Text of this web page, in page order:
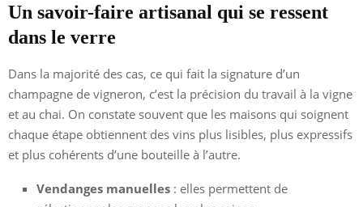
Un savoir-faire artisanal qui se ressent
dans le verre
Dans la majorité des cas, ce qui fait la signature d’un
champagne de vigneron, c’est la précision du travail à la vigne
et au chai. On constate souvent que les maisons qui soignent
chaque étape obtiennent des vins plus lisibles, plus expressifs
et plus cohérents d’une bouteille à l’autre.
Vendanges manuelles : elles permettent de